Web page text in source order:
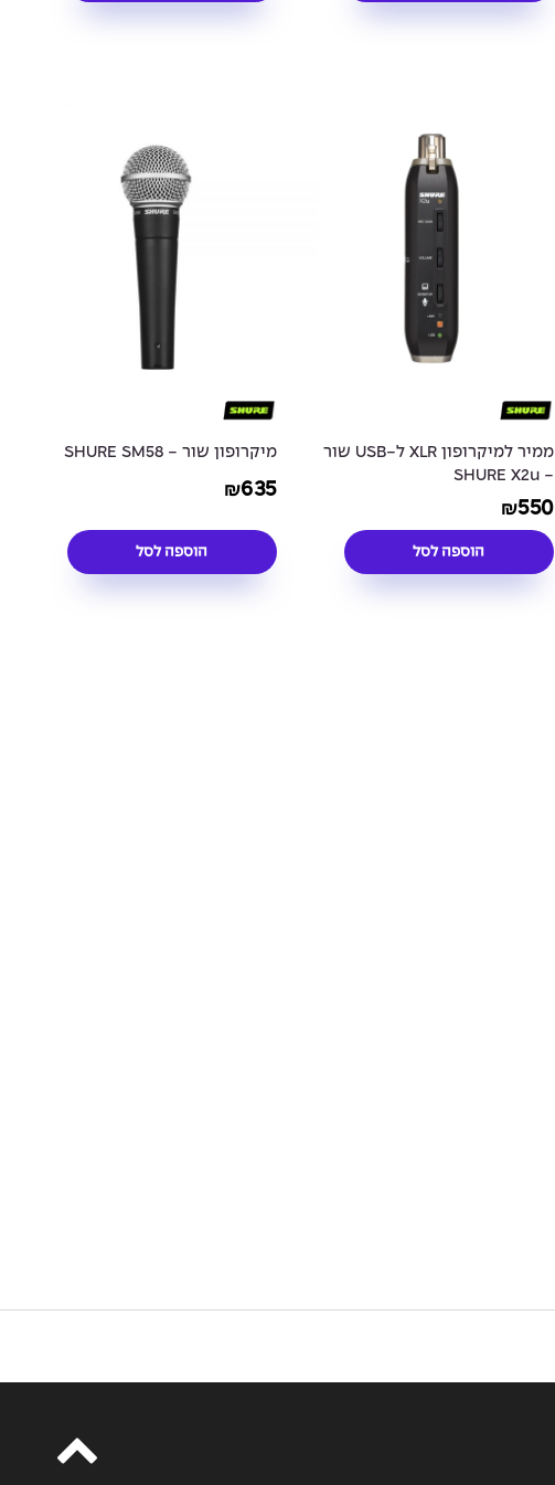
ממיר למיקרופון XLR ל-USB שור
- SHURE X2u
₪550
הוספה לסל
מיקרופון שור - SHURE SM58
₪635
הוספה לסל